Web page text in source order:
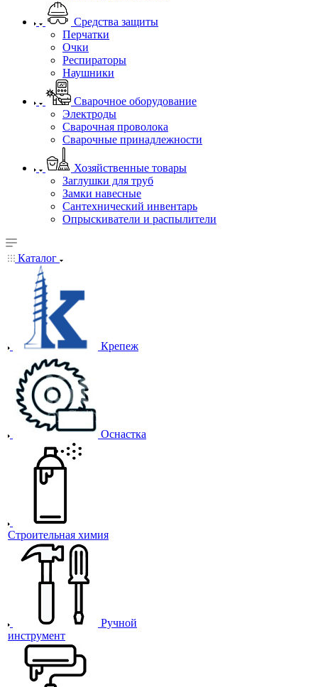
Средства защиты
Перчатки
Очки
Респираторы
Наушники
Сварочное оборудование
Электроды
Сварочная проволока
Сварочные принадлежности
Хозяйственные товары
Заглушки для труб
Замки навесные
Сантехнический инвентарь
Опрыскиватели и распылители
Каталог
Крепеж
Оснастка
Строительная химия
Ручной
инструмент